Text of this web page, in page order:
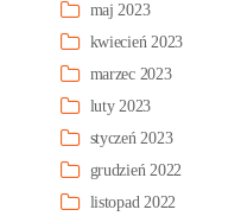
maj 2023
kwiecień 2023
marzec 2023
luty 2023
styczeń 2023
grudzień 2022
listopad 2022